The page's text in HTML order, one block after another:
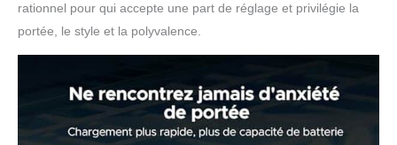
rationnel pour qui accepte une part de réglage et privilégie la
portée, le style et la polyvalence.